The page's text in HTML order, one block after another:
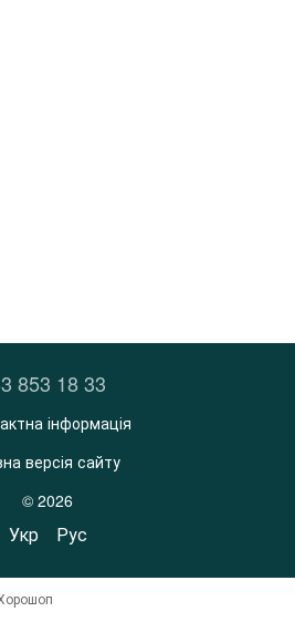
853 18 33
інформація
версія сайту
© 2026
Укр Рус